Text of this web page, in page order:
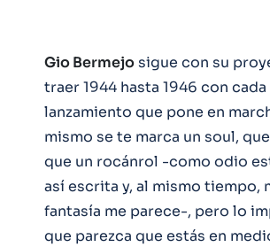
Gio Bermejosigue con su
traer 1944 hasta 1946 con cada
lanzamiento que pone en
mismo se te marca un soul,
que un rocánrol -como odio
así escrita y, al mismo tiempo,
fantasía me parece-, pero lo
que parezca que estás en